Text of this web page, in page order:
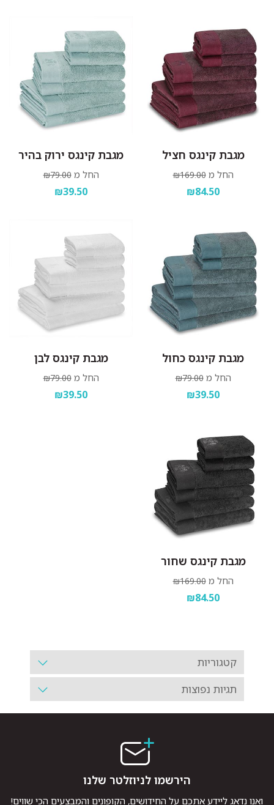
מגבת קינגס חציל
החל מ ₪169.00
₪84.50
מגבת קינגס ירוק בהיר
החל מ ₪79.00
₪39.50
מגבת קינגס כחול
החל מ ₪79.00
₪39.50
מגבת קינגס לבן
החל מ ₪79.00
₪39.50
מגבת קינגס שחור
החל מ ₪169.00
₪84.50
קטגוריות
תגיות נפוצות
הירשמו לניוזלטר שלנו
ואנו נדאג ליידע אתכם על החידושים, הקופונים והמבצעים הכי שווים!